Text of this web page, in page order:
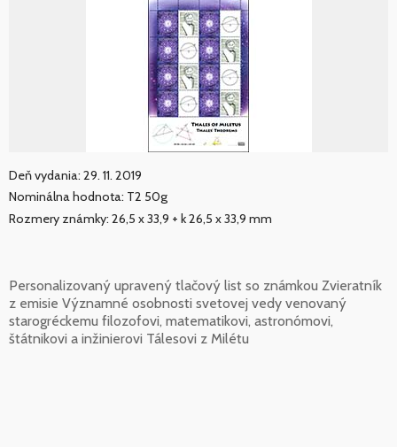
Deň vydania: 29. 11. 2019
Nominálna hodnota: T2 50g
Rozmery známky: 26,5 x 33,9 + k 26,5 x 33,9 mm
Personalizovaný upravený tlačový list so známkou Zvieratník
z emisie Významné osobnosti svetovej vedy venovaný
starogréckemu filozofovi, matematikovi, astronómovi,
štátnikovi a inžinierovi Tálesovi z Milétu